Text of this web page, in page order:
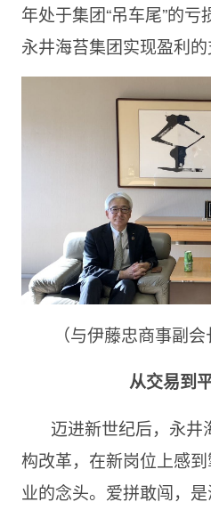
年处于集团“吊车尾”的
永井海苔集团实现盈利的
（与伊藤忠商事副
从交易到
迈进新世纪后，永
构改革，在新岗位上感
业的念头。爱拼敢闯，